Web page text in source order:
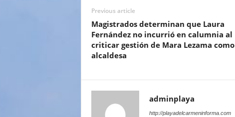
Previous article
Magistrados determinan que Laura
Fernández no incurrió en calumnia al
criticar gestión de Mara Lezama como
alcaldesa
adminplaya
http://playadelcarmeninforma.com